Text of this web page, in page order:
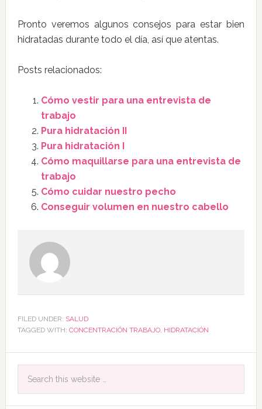
Pronto veremos algunos consejos para estar bien
hidratadas durante todo el día, así que atentas.
Posts relacionados:
Cómo vestir para una entrevista de
trabajo
Pura hidratación II
Pura hidratación I
Cómo maquillarse para una entrevista de
trabajo
Cómo cuidar nuestro pecho
Conseguir volumen en nuestro cabello
FILED UNDER: SALUD
TAGGED WITH: CONCENTRACIÓN TRABAJO, HIDRATACIÓN